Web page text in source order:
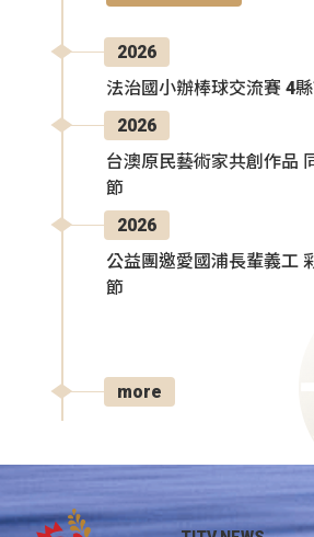
2026
法治國小辦棒球交流賽 4
2026
台澳原民藝術家共創作品
節
2026
公益團邀愛國浦長輩義工
節
more